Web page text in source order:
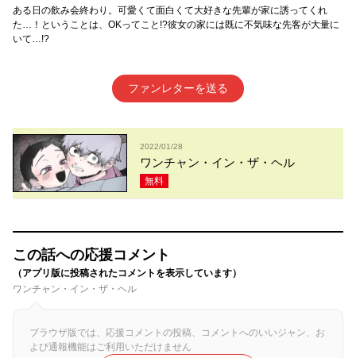
ある日の飲み会終わり。可愛くて面白くて大好きな先輩が家に誘ってくれ
た…！ということは、OKってこと!?彼女の家には既に不気味な先客が大量に
いて…!?
ファンレターを送る
2022/01/28
ワンチャン・イン・ザ・ヘル
無料
この話への応援コメント
（アプリ版に投稿されたコメントを表示しています）
ワンチャン・イン・ザ・ヘル
ブラウザ版では、応援コメントの投稿、コメントへのいいジャン、お
よび通報機能はご利用いただけません